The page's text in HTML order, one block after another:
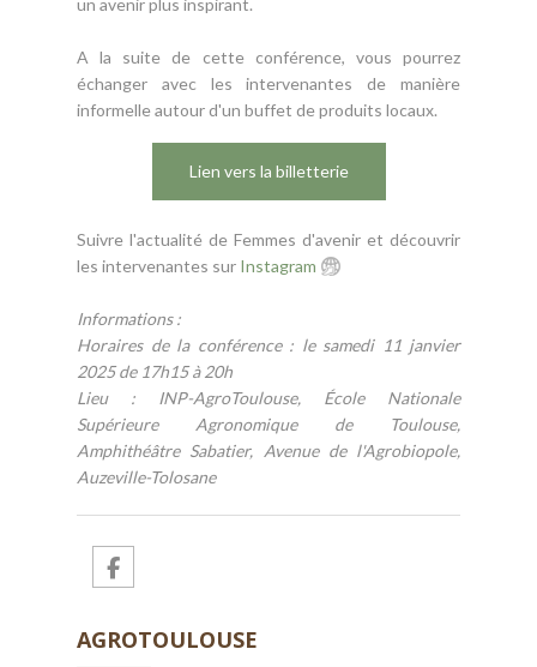
un avenir plus inspirant.
A la suite de cette conférence, vous pourrez
échanger avec les intervenantes de manière
informelle autour d'un buffet de produits locaux.
Lien vers la billetterie
Suivre l'actualité de Femmes d'avenir et découvrir
les intervenantes sur Instagram
Informations :
Horaires de la conférence : le samedi 11 janvier
2025 de 17h15 à 20h
Lieu : INP-AgroToulouse, École Nationale
Supérieure Agronomique de Toulouse,
Amphithéâtre Sabatier, Avenue de l'Agrobiopole,
Auzeville-Tolosane
AGROTOULOUSE